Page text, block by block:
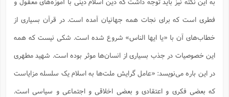
فطری است که برای نجات همه جهانیان آمده است. در قرآن بسیاری از
خطاب‌های آن با «یا ایها الناس» شروع شده است. شکی نیست که همه
این خصوصیات در جذب بسیاری از انسان‌ها موثر بوده است. شهید مطهری
در این باره می‌نویسد: «عامل گرایش ملت‌ها به اسلام یک سلسله مزایاست
که بعضى فکرى و اعتقادى و بعضى اخلاقى و اجتماعى و سیاسى است.